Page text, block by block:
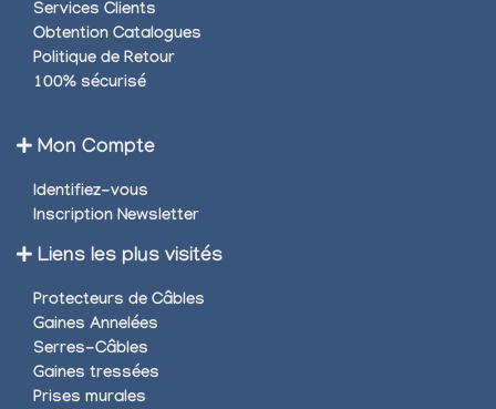
Services Clients
Obtention Catalogues
Politique de Retour
100% sécurisé
Mon Compte
Identifiez-vous
Inscription Newsletter
Liens les plus visités
Protecteurs de Câbles
Gaines Annelées
Serres-Câbles
Gaines tressées
Prises murales